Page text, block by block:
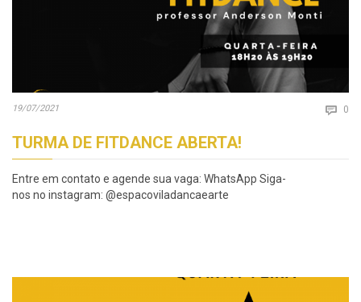
19/07/2021  0
TURMA DE FITDANCE ABERTA!
Entre em contato e agende sua vaga: WhatsApp Siga-
nos no instagram: @espacoviladancaearte